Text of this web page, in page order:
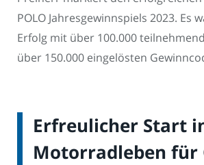
POLO Jahresgewinnspiels 2023. Es
Erfolg mit über 100.000
über 150.000 eingelösten
Erfreulicher Start
Motorradleben für